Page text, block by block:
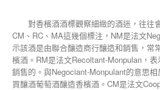
對香檳酒酒標觀察細緻的酒迷，往往
CM、RC、MA這幾個標注，NM是法文
示該酒是由聯合釀造商行釀造和銷售，常
檳酒。RM是法文Recoltant-Monpulan，
銷售的。與Negociant-Monpulant的意思
買釀酒葡萄酒釀造香檳酒。CM是法文